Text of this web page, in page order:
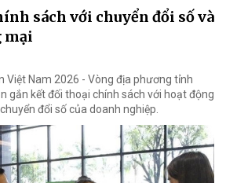
sách với chuyển đổi số và
mại
Việt Nam 2026 - Vòng địa phương tỉnh
gắn kết đối thoại chính sách với hoạt động
đổi số của doanh nghiệp.